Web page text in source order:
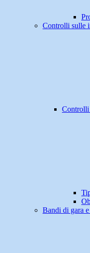
Controlli sulle
Controlli
Bandi di gara